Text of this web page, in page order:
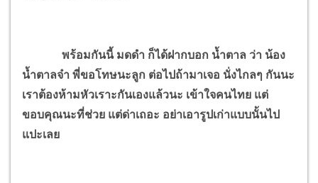
พร้อมกันนี้ มดดำ ก็ได้ฝากบอก น้ำตาล ว่า น้อง
น้ำตาลจ๋า พี่ขอโทษนะลูก ต่อไปถ้ามาเจอ นั่งไกลๆ กันนะ
เราต้องห้ามหัวเราะกันเองแล้วนะ เข้าใจคนไทย แต่
ขอบคุณนะที่ช่วย แต่ด่าเถอะ อย่าเอารูปเก่าแบบนั้นไป
แปะเลย